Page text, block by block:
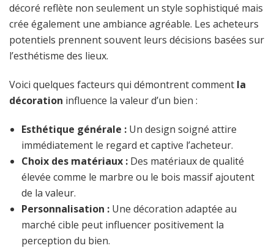
décoré reflète non seulement un style sophistiqué mais
crée également une ambiance agréable. Les acheteurs
potentiels prennent souvent leurs décisions basées sur
l’esthétisme des lieux.
Voici quelques facteurs qui démontrent comment la
décoration influence la valeur d’un bien :
Esthétique générale : Un design soigné attire
immédiatement le regard et captive l’acheteur.
Choix des matériaux : Des matériaux de qualité
élevée comme le marbre ou le bois massif ajoutent
de la valeur.
Personnalisation : Une décoration adaptée au
marché cible peut influencer positivement la
perception du bien.